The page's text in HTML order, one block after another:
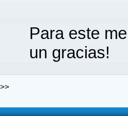
Para este
un gracias!
>>